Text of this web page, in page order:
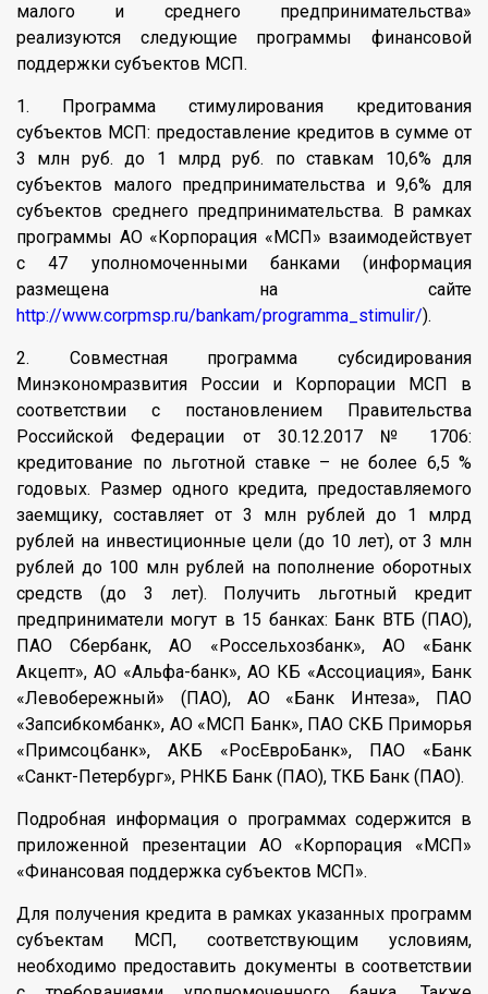
малого и среднего предпринимательства»
реализуются следующие программы финансовой
поддержки субъектов МСП.
1. Программа стимулирования кредитования
субъектов МСП: предоставление кредитов в сумме от
3 млн руб. до 1 млрд руб. по ставкам 10,6% для
субъектов малого предпринимательства и 9,6% для
субъектов среднего предпринимательства. В рамках
программы АО «Корпорация «МСП» взаимодействует
с 47 уполномоченными банками (информация
размещена на сайте
http://www.corpmsp.ru/bankam/programma_stimulir/).
2. Совместная программа субсидирования
Минэкономразвития России и Корпорации МСП в
соответствии с постановлением Правительства
Российской Федерации от 30.12.2017 № 1706:
кредитование по льготной ставке – не более 6,5 %
годовых. Размер одного кредита, предоставляемого
заемщику, составляет от 3 млн рублей до 1 млрд
рублей на инвестиционные цели (до 10 лет), от 3 млн
рублей до 100 млн рублей на пополнение оборотных
средств (до 3 лет). Получить льготный кредит
предприниматели могут в 15 банках: Банк ВТБ (ПАО),
ПАО Сбербанк, АО «Россельхозбанк», АО «Банк
Акцепт», АО «Альфа-банк», АО КБ «Ассоциация», Банк
«Левобережный» (ПАО), АО «Банк Интеза», ПАО
«Запсибкомбанк», АО «МСП Банк», ПАО СКБ Приморья
«Примсоцбанк», АКБ «РосЕвроБанк», ПАО «Банк
«Санкт-Петербург», РНКБ Банк (ПАО), ТКБ Банк (ПАО).
Подробная информация о программах содержится в
приложенной презентации АО «Корпорация «МСП»
«Финансовая поддержка субъектов МСП».
Для получения кредита в рамках указанных программ
субъектам МСП, соответствующим условиям,
необходимо предоставить документы в соответствии